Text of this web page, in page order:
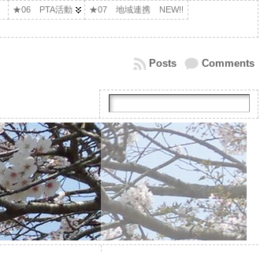
★06 PTA活動
★07 地域連携 NEW!!
Comments
Posts